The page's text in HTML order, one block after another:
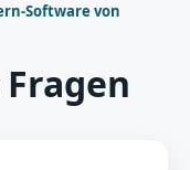
Software von